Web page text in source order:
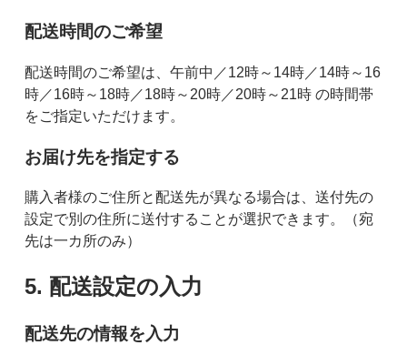
配送時間のご希望
配送時間のご希望は、午前中／12時～14時／14時～16
時／16時～18時／18時～20時／20時～21時 の時間帯
をご指定いただけます。
お届け先を指定する
購入者様のご住所と配送先が異なる場合は、送付先の
設定で別の住所に送付することが選択できます。（宛
先は一カ所のみ）
5. 配送設定の入力
配送先の情報を入力